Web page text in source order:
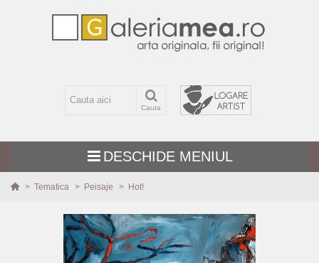
Cauta
DESCHIDE MENIUL
> Tematica > Peisaje > Hot!